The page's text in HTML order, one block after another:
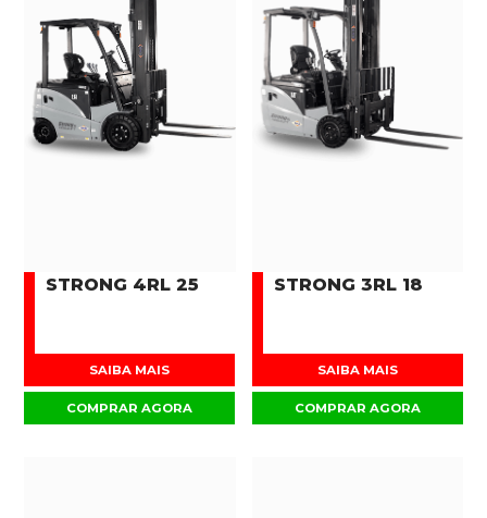
STRONG 4RL 25
SAIBA MAIS
COMPRAR AGORA
STRONG 3RL 18
SAIBA MAIS
COMPRAR AGORA